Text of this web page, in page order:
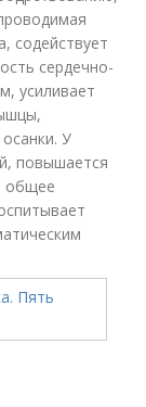
содействует
сердечно-
усиливает
У
повышается
общее